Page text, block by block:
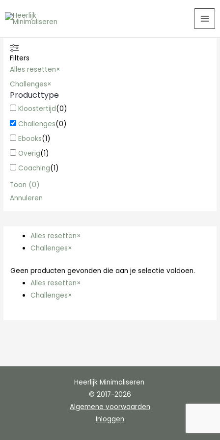
naar
inhoud
Filters
Alles resetten×
Challenges×
Producttype
Kloostertijd(0)
Challenges(0)
Ebooks(1)
Overig(1)
Coaching(1)
Toon (0)
Annuleren
Alles resetten×
Challenges×
Geen producten gevonden die aan je selectie voldoen.
Alles resetten×
Challenges×
Heerlijk Minimaliseren
© 2017-2026
Algemene voorwaarden
Inloggen